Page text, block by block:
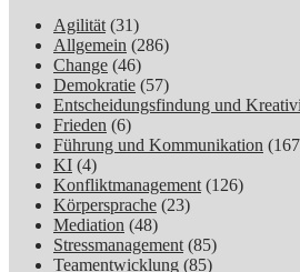
Agilität(31)
Allgemein (286)
Change (46)
Demokratie (57)
Entscheidungsfindung und
Frieden (6)
Führung und Kommunikation
KI (4)
Konfliktmanagement(126)
Körpersprache (23)
Mediation (48)
Stressmanagement(85)
Teamentwicklung (85)